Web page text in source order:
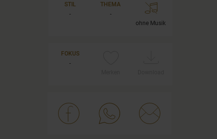
STIL
-
THEMA
-
ohne Musik
FOKUS
-